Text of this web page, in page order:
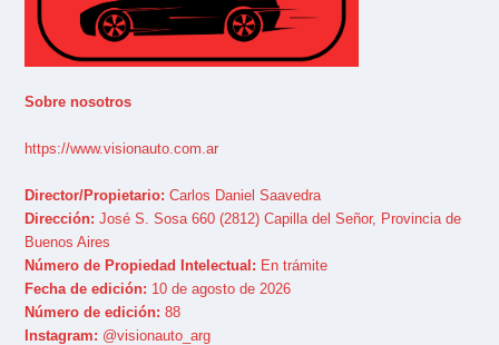
Sobre nosotros
https://www.visionauto.com.ar
Director/Propietario: Carlos Daniel Saavedra
Dirección: José S. Sosa 660 (2812) Capilla del Señor, Provincia de
Buenos Aires
Número de Propiedad Intelectual: En trámite
Fecha de edición: 10 de agosto de 2026
Número de edición: 88
Instagram: @visionauto_arg